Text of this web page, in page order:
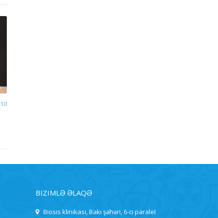
BIZIMLƏ ƏLAQƏ
Biosis klinikası, Bakı şəhəri, 6-cı paralel